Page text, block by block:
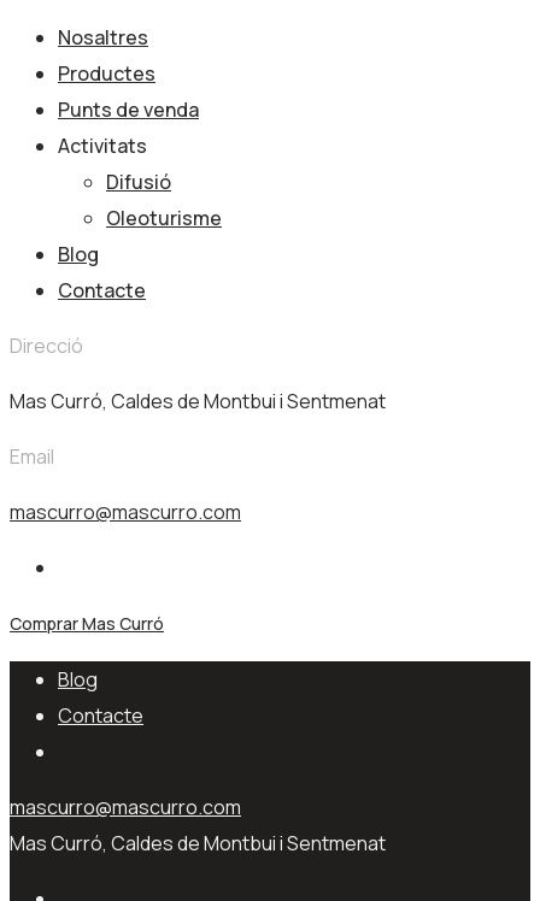
Nosaltres
Productes
Punts de venda
Activitats
Difusió
Oleoturisme
Blog
Contacte
Direcció
Mas Curró, Caldes de Montbui i Sentmenat
Email
mascurro@mascurro.com
Comprar Mas Curró
Blog
Contacte
mascurro@mascurro.com
Mas Curró, Caldes de Montbui i Sentmenat